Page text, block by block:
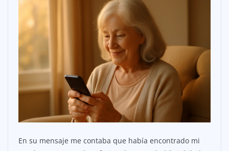
En su mensaje me contaba que había encontrado mi